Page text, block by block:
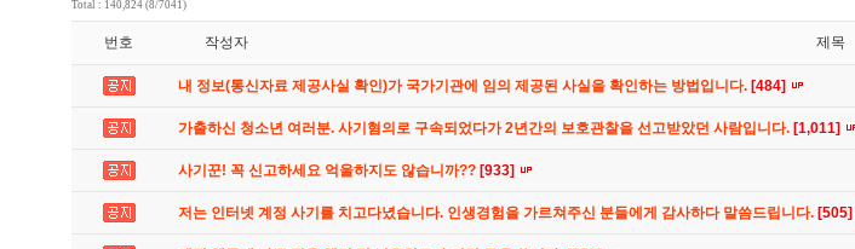
Total : 140,824 (8/7041)
번호 작성자 제목
내 정보(통신자료 제공사실 확인)가 국가기관에 임의 제공된 사실을 확인하는 방법입니다. [484]
가출하신 청소년 여러분. 사기혐의로 구속되었다가 2년간의 보호관찰을 선고받았던 사람입니다. [1,011]
사기꾼! 꼭 신고하세요 억울하지도 않습니까?? [933]
저는 인터넷 계정 사기를 치고다녔습니다. 인생경험을 가르쳐주신 분들에게 감사하다 말씀드립니다. [505]